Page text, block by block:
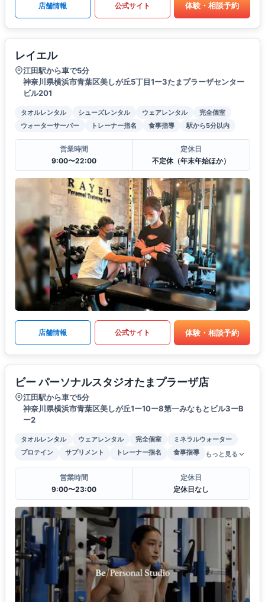
店舗情報 公式サイト 体験・相談予約
レイエル
江田駅から車で5分
神奈川県横浜市青葉区美しが丘5丁目1ー3たまプラーザセンター
ビル201
タオルレンタル シューズレンタル ウェアレンタル
完全個室
ウォーターサーバー
トレーナー指名 食事指導 駅から5分以内
営業時間
9:00〜22:00
定休日
不定休（年末年始ほか）
店舗情報 公式サイト 体験・相談予約
ビー パーソナルスタジオたまプラーザ店
江田駅から車で5分
神奈川県横浜市青葉区美しが丘1ー10ー8第一みなもとビル3ーB
ー2
タオルレンタル ウェアレンタル 完全個室
ミネラルウォーター
プロテイン
サプリメント トレーナー指名 食事指導 もっと見る
営業時間
9:00〜23:00
定休日
定休日なし